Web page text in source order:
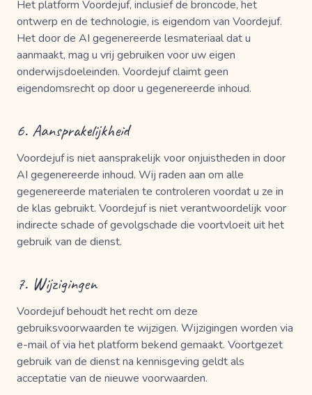
Het platform Voordejuf, inclusief de broncode, het
ontwerp en de technologie, is eigendom van Voordejuf.
Het door de AI gegenereerde lesmateriaal dat u
aanmaakt, mag u vrij gebruiken voor uw eigen
onderwijsdoeleinden. Voordejuf claimt geen
eigendomsrecht op door u gegenereerde inhoud.
6. Aansprakelijkheid
Voordejuf is niet aansprakelijk voor onjuistheden in door
AI gegenereerde inhoud. Wij raden aan om alle
gegenereerde materialen te controleren voordat u ze in
de klas gebruikt. Voordejuf is niet verantwoordelijk voor
indirecte schade of gevolgschade die voortvloeit uit het
gebruik van de dienst.
7. Wijzigingen
Voordejuf behoudt het recht om deze
gebruiksvoorwaarden te wijzigen. Wijzigingen worden via
e-mail of via het platform bekend gemaakt. Voortgezet
gebruik van de dienst na kennisgeving geldt als
acceptatie van de nieuwe voorwaarden.